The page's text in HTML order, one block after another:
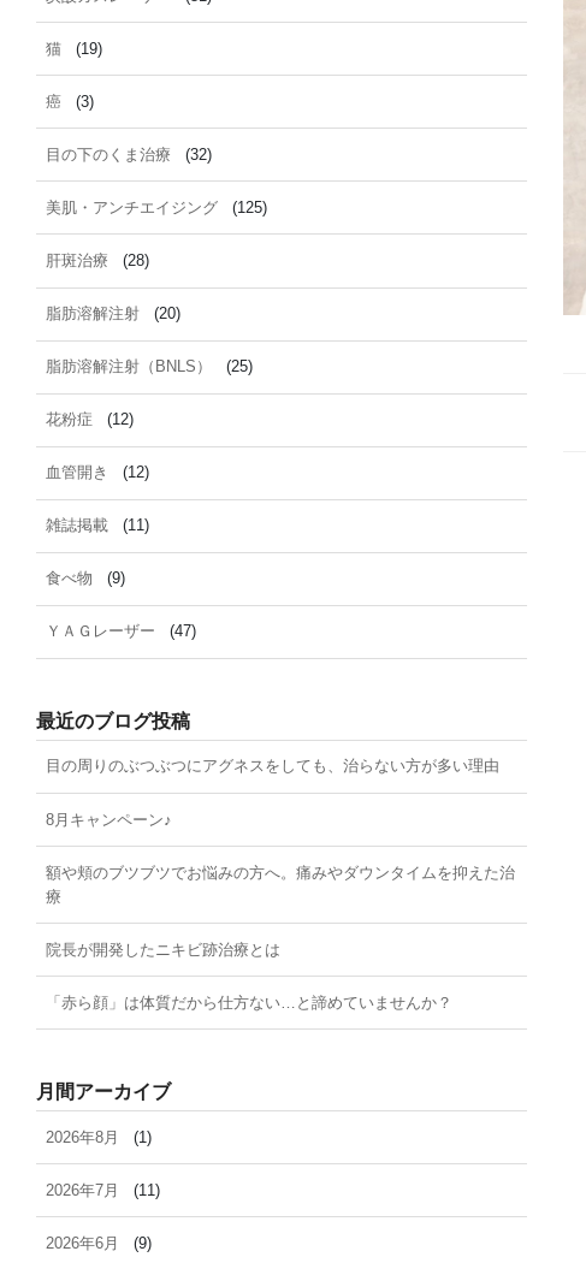
猫 (19)
癌 (3)
目の下のくま治療 (32)
美肌・アンチエイジング (125)
肝斑治療 (28)
脂肪溶解注射 (20)
脂肪溶解注射（BNLS） (25)
花粉症 (12)
血管開き (12)
雑誌掲載 (11)
食べ物 (9)
ＹＡＧレーザー (47)
最近のブログ投稿
目の周りのぶつぶつにアグネスをしても、治らない方が多い理由
8月キャンペーン♪
額や頬のブツブツでお悩みの方へ。痛みやダウンタイムを抑えた治
療
院長が開発したニキビ跡治療とは
「赤ら顔」は体質だから仕方ない…と諦めていませんか？
月間アーカイブ
2026年8月 (1)
2026年7月 (11)
2026年6月 (9)